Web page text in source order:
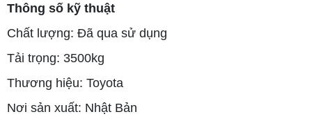
Thông số kỹ thuật
Chất lượng: Đã qua sử dụng
Tải trọng: 3500kg
Thương hiệu: Toyota
Nơi sản xuất: Nhật Bản